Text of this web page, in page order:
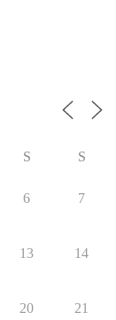
S S
6 7
13 14
20 21